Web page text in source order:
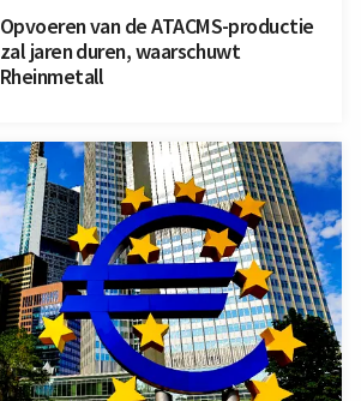
Opvoeren van de ATACMS-productie
zal jaren duren, waarschuwt
Rheinmetall